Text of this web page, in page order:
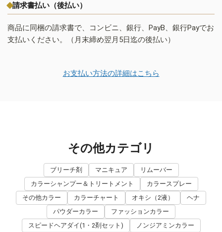
請求書払い（後払い）
商品に同梱の請求書で、コンビニ、銀行、PayB、銀行Payでお
支払いください。（月末締め翌月5日迄の後払い）
お支払い方法の詳細はこちら
その他カテゴリ
ブリーチ剤 マニキュア
リムーバー
カラーシャンプー＆トリートメント
カラースプレー
その他カラー
カラーチャート オキシ（2液）
ヘナ
パウダーカラー
ファッションカラー
スピードヘアダイ(1・2剤セット)
ノンジアミンカラー